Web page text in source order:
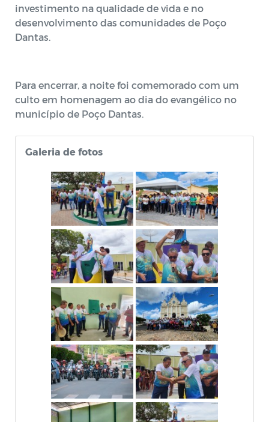
investimento na qualidade de vida e no
desenvolvimento das comunidades de Poço
Dantas.
Para encerrar, a noite foi comemorado com um
culto em homenagem ao dia do evangélico no
município de Poço Dantas.
Galeria de fotos